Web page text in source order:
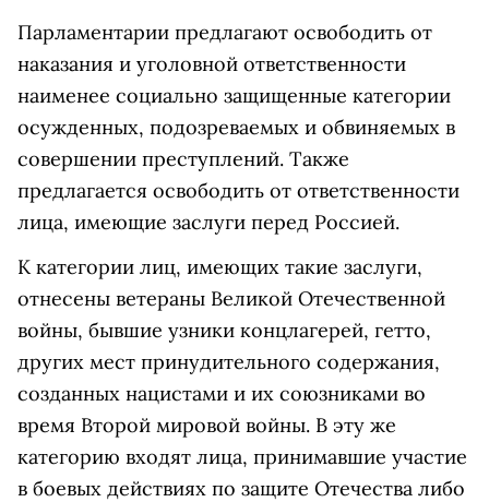
Парламентарии предлагают освободить от
наказания и уголовной ответственности
наименее социально защищенные категории
осужденных, подозреваемых и обвиняемых в
совершении преступлений. Также
предлагается освободить от ответственности
лица, имеющие заслуги перед Россией.
К категории лиц, имеющих такие заслуги,
отнесены ветераны Великой Отечественной
войны, бывшие узники концлагерей, гетто,
других мест принудительного содержания,
созданных нацистами и их союзниками во
время Второй мировой войны. В эту же
категорию входят лица, принимавшие участие
в боевых действиях по защите Отечества либо